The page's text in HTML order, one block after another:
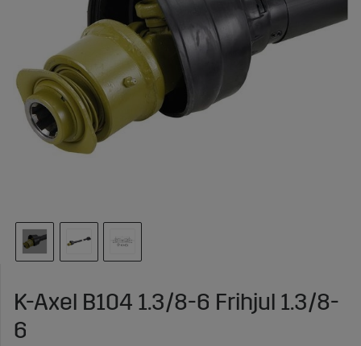
K-Axel B104 1.3/8-6 Frihjul 1.3/8-
6